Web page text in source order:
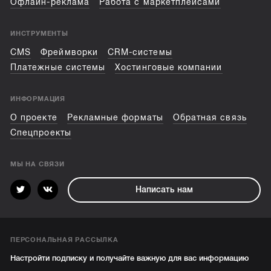
Офлайн-реклама Работа с маркетплейсами
ИНСТРУМЕНТЫ
CMS Фреймворки
CRM-системы
Платежные системы
Хостинговые компании
ИНФОРМАЦИЯ
О проекте Рекламные форматы
Обратная связь
Спецпроекты
МЫ НА СВЯЗИ
Написать нам
ПЕРСОНАЛЬНАЯ РАССЫЛКА
Настройти подписку и получайте важную для вас информацию